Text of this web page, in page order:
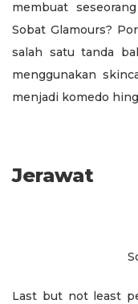
membuat
Sobat Glamours?
salah satu tanda
menggunakan
menjadi komedo
Jerawat
Last but not least